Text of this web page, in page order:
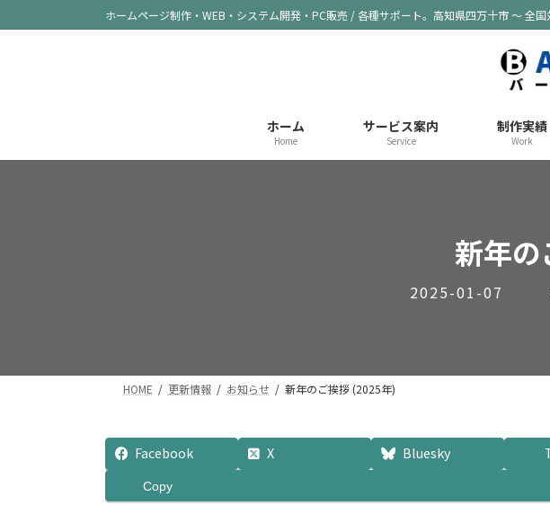
ン
キ
ビ
に
ホームページ制作・WEB・システム開発・PC販売 / 各種サポート。高知県四万十市 ～ 全国
ホーム
Home
サービス案内
Service
制作実績
Work
新年
2025-01-07
HOME 更新情報 お知らせ 新年のご挨拶 (2025年)
Facebook X Bluesky
Copy